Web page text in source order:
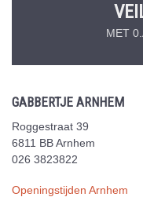
MET
GABBERTJE ARNHEM
Roggestraat 39
6811 BB Arnhem
026 3823822
Openingstijden Arnhem